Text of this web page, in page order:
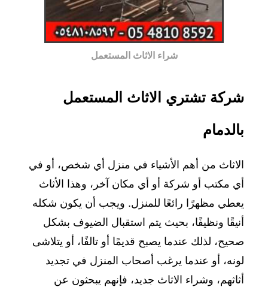
شراء الاثاث المستعمل
شركة تشتري الاثاث المستعمل
بالدمام
الاثاث من أهم الأشياء في منزل أي شخص، أو في
أي مكتب أو شركة أو أي مكان آخر، وهذا الأثاث
يعطي مظهرًا رائعًا للمنزل. ويجب أن يكون شكله
أنيقًا ونظيفًا، بحيث يتم استقبال الضيوف بشكل
صحيح، لذلك عندما يصبح قديمًا أو تالفًا، أو يتلاشى
لونه، أو عندما يرغب أصحاب المنزل في تجديد
أثاثهم، وشراء الاثاث جديد، فإنهم يبحثون عن